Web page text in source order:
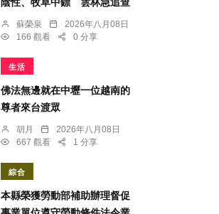
蘇榮泉
2026年八月08日
166 觀看
0 分享
生活
佛法無邊就在中壢一位越南的
尊者來台渡眾
胡月
2026年八月08日
667 觀看
1 分享
綜合
本縣榮獲勞動部補助辦理督促